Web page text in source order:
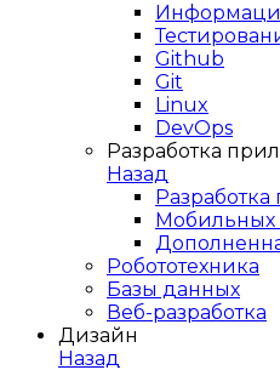
Github
Git
Linux
DevOps
Разработка
Назад
Робототехника
Базы данных
Веб-разработка
Дизайн
Назад